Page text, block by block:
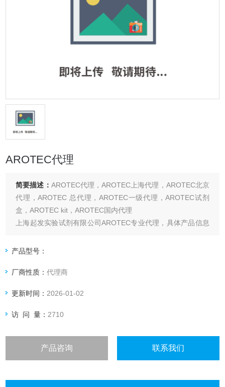
AROTEC代理
简要描述： AROTEC代理，AROTEC上海代理，AROTEC北京
代理，AROTEC 总代理，AROTEC一级代理，AROTEC试剂
盒，AROTEC kit，AROTEC国内代理
上海起发实验试剂有限公司AROTEC专业代理，具体产品信息
产品型号：
厂商性质：代理商
更新时间： 2026-01-02
访 问 量： 2710
产品咨询 联系我们